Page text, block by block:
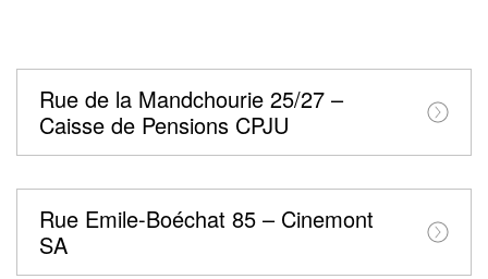
Rue de la Mandchourie 25/27 –
Caisse de Pensions CPJU
Rue Emile-Boéchat 85 – Cinemont
SA